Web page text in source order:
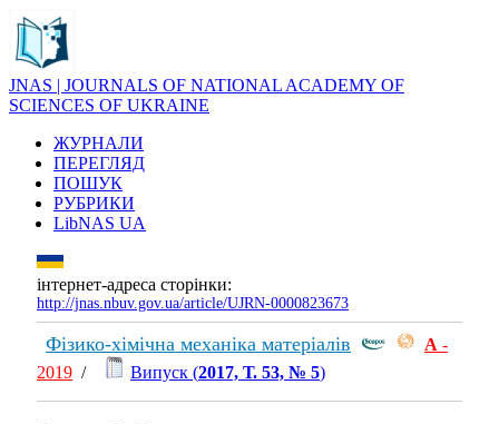
JNAS | JOURNALS OF NATIONAL ACADEMY OF
SCIENCES OF UKRAINE
ЖУРНАЛИ
ПЕРЕГЛЯД
ПОШУК
РУБРИКИ
LibNAS UA
інтернет-адреса сторінки:
http://jnas.nbuv.gov.ua/article/UJRN-0000823673
Фізико-хімічна механіка матеріалів А -
2019 / Випуск (2017, Т. 53, № 5)